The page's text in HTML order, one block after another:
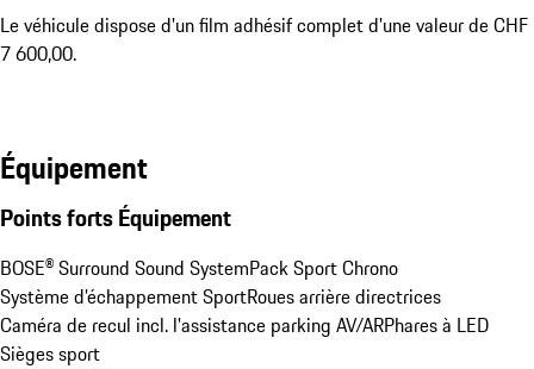
Le véhicule dispose d'un film adhésif complet d'une valeur de CHF
7 600,00.
Équipement
Points forts Équipement
BOSE® Surround Sound SystemPack Sport Chrono
Système d’échappement SportRoues arrière directrices
Caméra de recul incl. l'assistance parking AV/ARPhares à LED
Sièges sport